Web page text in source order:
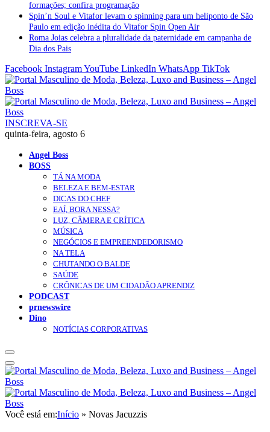
formações; confira programação
Spin’n Soul e Vitafor levam o spinning para um heliponto de São
Paulo em edição inédita do Vitafor Spin Open Air
Roma Joias celebra a pluralidade da paternidade em campanha de
Dia dos Pais
Facebook InstagramYouTube LinkedIn WhatsApp TikTok
INSCREVA-SE
quinta-feira, agosto 6
Angel Boss
BOSS
TÁ NA MODA
BELEZA E BEM-ESTAR
DICAS DO CHEF
EAÍ, BORA NESSA?
LUZ, CÂMERA E CRÍTICA
MÚSICA
NEGÓCIOS E EMPREENDEDORISMO
NA TELA
CHUTANDO O BALDE
SAÚDE
CRÔNICAS DE UM CIDADÃO APRENDIZ
PODCAST
prnewswire
Dino
NOTÍCIAS CORPORATIVAS
Você está em:Início » Novas Jacuzzis